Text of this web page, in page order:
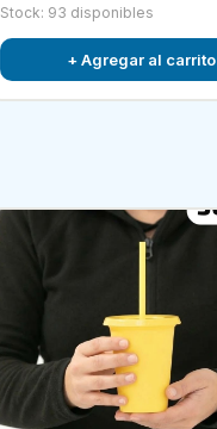
Stock: 93 disponibles
+ Agregar al carrito